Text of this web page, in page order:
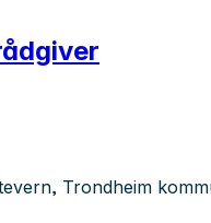
Trondheim